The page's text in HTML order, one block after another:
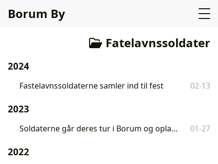
Borum By
Fatelavnssoldater
2024
Fastelavnssoldaterne samler ind til fest 02-13
2023
Soldaterne går deres tur i Borum og opland søndag d. 19/2 01-27
2022